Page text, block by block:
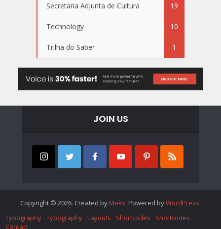
Secretaria Adjunta de Cultura 19
Technology 10
Trilha do Saber 1
JOIN US
Copyright © 2026. Created byMeks. Powered byWordPress.
Typography Typography Layouts Shortcodes
Shortcodes
Contact